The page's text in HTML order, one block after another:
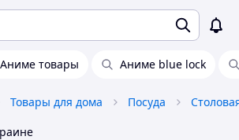
Аниме товары Аниме blue lock
Товары для дома Посуда